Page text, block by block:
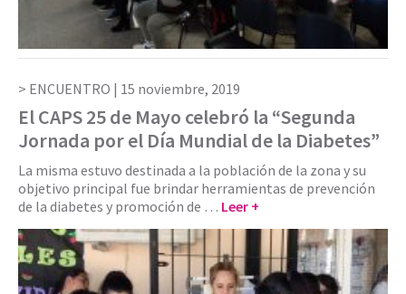
ENCUENTRO | 15 noviembre, 2019
El CAPS 25 de Mayo celebró la “Segunda
Jornada por el Día Mundial de la Diabetes”
La misma estuvo destinada a la población de la zona y su
objetivo principal fue brindar herramientas de prevención
de la diabetes y promoción de … Leer +